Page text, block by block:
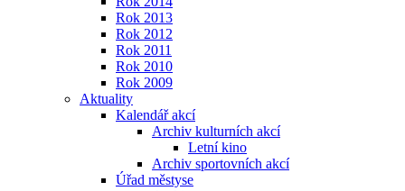
Rok 2013
Rok 2012
Rok 2011
Rok 2010
Rok 2009
Aktuality
Kalendář akcí
Archiv kulturních akcí
Letní kino
Archiv sportovních akcí
Úřad městyse